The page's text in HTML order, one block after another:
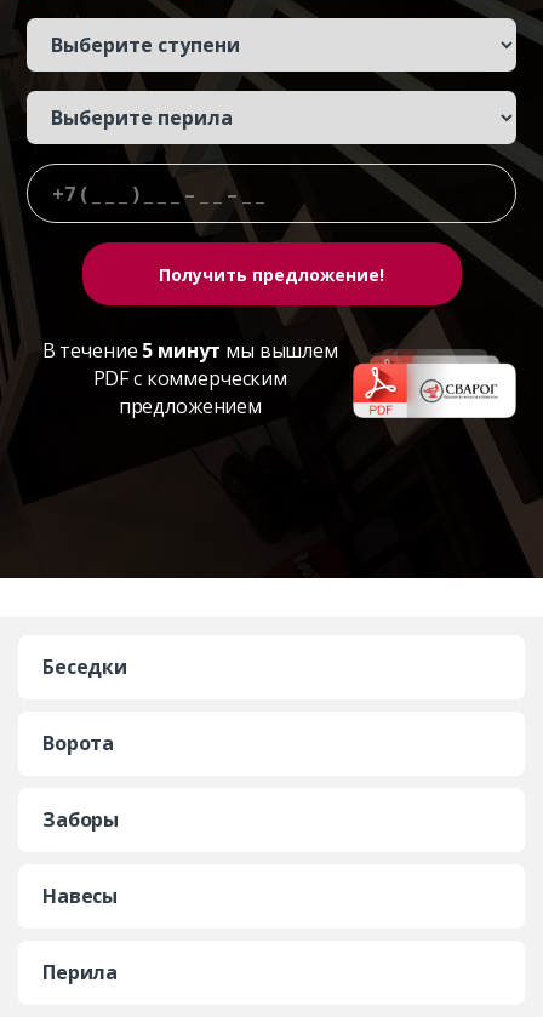
В течение 5 минут мы вышлем
PDF с коммерческим
предложением
Беседки
Ворота
Заборы
Навесы
Перила